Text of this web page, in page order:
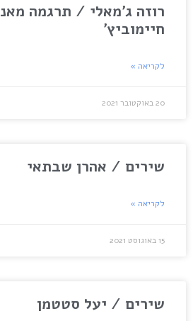
רוזה ג'מאלי / תרגמה
חיימוביץ'
לקריאה »
20 באוקטובר 2021
שירים / אהרן שבתאי
לקריאה »
15 באוגוסט 2021
שירים / יעל סטטמן